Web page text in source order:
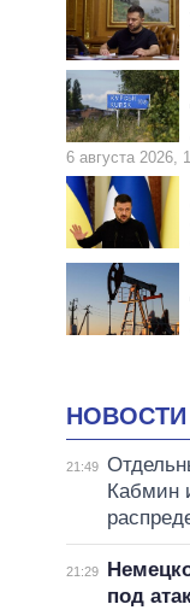
6 августа 2026,
НОВОСТИ
21:49
Кабмин
21:29
под